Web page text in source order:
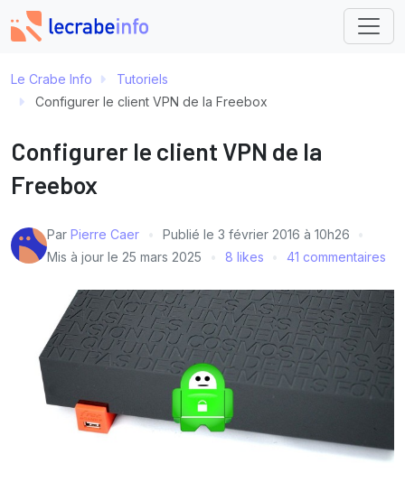
Le Crabe Info
Tutoriels
Configurer le client VPN de la Freebox
Configurer le client VPN de la
Freebox
Par Pierre Caer Publié le 3 février 2016 à 10h26
Mis à jour le 25 mars 2025 8 likes 41 commentaires